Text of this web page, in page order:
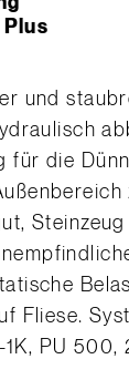
und
für die
Fliese.
PU 500,